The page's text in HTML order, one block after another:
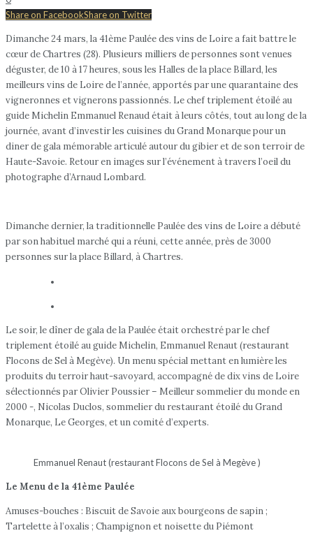
Share on FacebookShare on Twitter
Dimanche 24 mars, la 41ème Paulée des vins de Loire a fait battre le
cœur de Chartres (28). Plusieurs milliers de personnes sont venues
déguster, de 10 à 17 heures, sous les Halles de la place Billard, les
meilleurs vins de Loire de l’année, apportés par une quarantaine des
vigneronnes et vignerons passionnés. Le chef triplement étoilé au
guide Michelin Emmanuel Renaud était à leurs côtés, tout au long de la
journée, avant d’investir les cuisines du Grand Monarque pour un
diner de gala mémorable articulé autour du gibier et de son terroir de
Haute-Savoie. Retour en images sur l’événement à travers l’oeil du
photographe d’Arnaud Lombard.
Dimanche dernier, la traditionnelle Paulée des vins de Loire a débuté
par son habituel marché qui a réuni, cette année, près de 3000
personnes sur la place Billard, à Chartres.
Le soir, le dîner de gala de la Paulée était orchestré par le chef
triplement étoilé au guide Michelin, Emmanuel Renaut (restaurant
Flocons de Sel à Megève). Un menu spécial mettant en lumière les
produits du terroir haut-savoyard, accompagné de dix vins de Loire
sélectionnés par Olivier Poussier – Meilleur sommelier du monde en
2000 -, Nicolas Duclos, sommelier du restaurant étoilé du Grand
Monarque, Le Georges, et un comité d’experts.
Emmanuel Renaut (restaurant Flocons de Sel à Megève )
Le Menu de la 41ème Paulée
Amuses-bouches : Biscuit de Savoie aux bourgeons de sapin ;
Tartelette à l’oxalis ; Champignon et noisette du Piémont